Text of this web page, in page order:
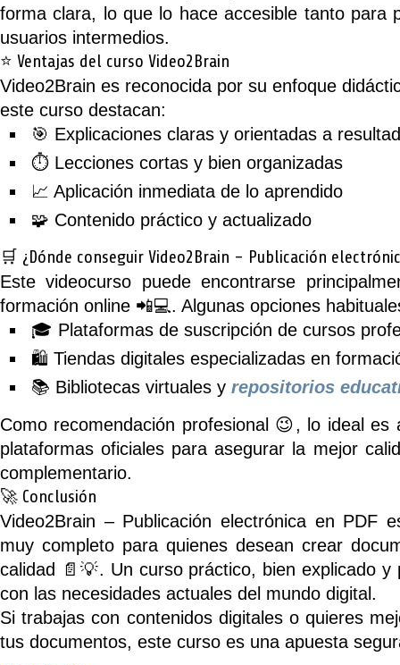
forma clara, lo que lo hace accesible tanto para
usuarios intermedios.
⭐ Ventajas del curso Video2Brain
Video2Brain es reconocida por su enfoque
este curso destacan:
🎯 Explicaciones claras y orientadas a
⏱️ Lecciones cortas y bien organizadas
📈 Aplicación inmediata de lo aprendido
🧩 Contenido práctico y actualizado
🛒 ¿Dónde conseguir Video2Brain – Publicación
Este videocurso puede encontrarse
formación online 📲💻. Algunas opciones
🎓 Plataformas de suscripción de cursos
🛍️ Tiendas digitales especializadas en
📚 Bibliotecas virtuales y repositorios
Como recomendación profesional 😉, lo ideal es
plataformas oficiales para asegurar la mejor
complementario.
🚀 Conclusión
Video2Brain – Publicación electrónica en PDF
muy completo para quienes desean crear
calidad 📄💡. Un curso práctico, bien explicado y
con las necesidades actuales del mundo digital.
Si trabajas con contenidos digitales o quieres
tus documentos, este curso es una apuesta